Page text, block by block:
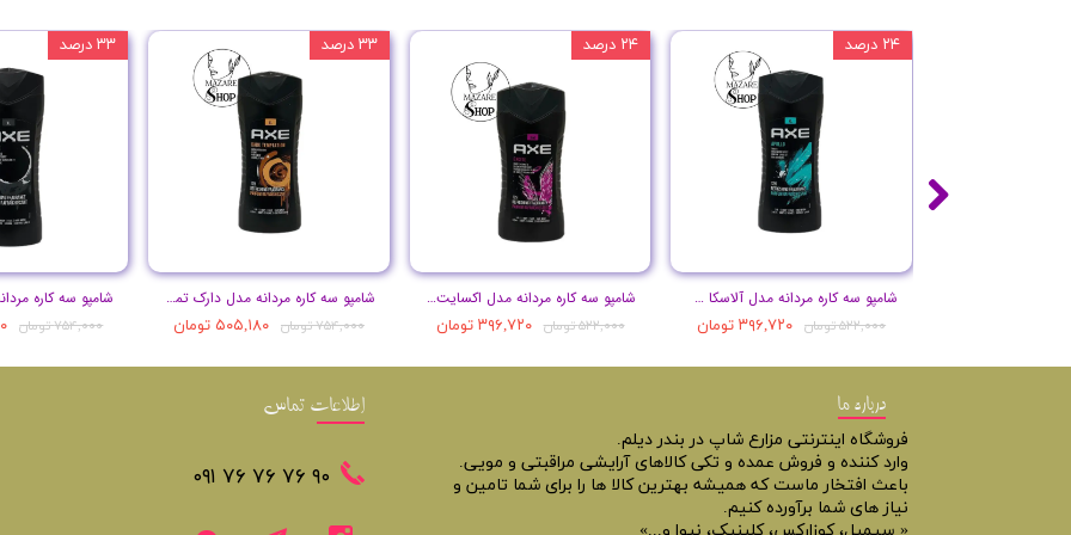
۷۵۴,۰۰۰ تومان
۳۳ درصد
شامپو سه کاره مردانه مدل دارک تمپتیشن حجم 400 میل
۷۵۴,۰۰۰ تومان ۵۰۵,۱۸۰ تومان
۳۳ درصد
شامپو سه کاره مردانه مدل اکسایت حجم 250 میل
۵۲۲,۰۰۰ تومان ۳۹۶,۷۲۰ تومان
۲۴ درصد
شامپو سه کاره مردانه مدل آلاسکا حجم 250 میل
۵۲۲,۰۰۰ تومان ۳۹۶,۷۲۰ تومان
۲۴ درصد
درباره ما
فروشگاه اینترنتی مزارع شاپ در بندر دیلم.
وارد کننده و فروش عمده و تکی کالاهای آرایشی مراقبتی و مویی.
باعث افتخار ماست که همیشه بهترین کالا ها را برای شما تامین و
نیاز های شما برآورده کنیم.
اطلاعات تماس
​​٩٠ ٧۶ ٧۶ ٧۶ ٠٩١